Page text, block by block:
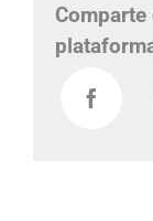
Comparte